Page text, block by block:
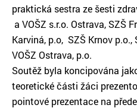
praktická sestra ze šesti
a VOŠZ s.r.o. Ostrava, SZŠ
Karviná, p.o, SZŠ Krnov p.o.,
VOŠZ Ostrava, p.o.
Soutěž byla koncipována
teoretické části žáci
pointové prezentace na